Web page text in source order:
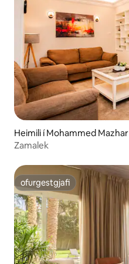
Heimili í Mohammed Mazhar
Zamalek
ofurgestgjafi
ofurgestgjafi